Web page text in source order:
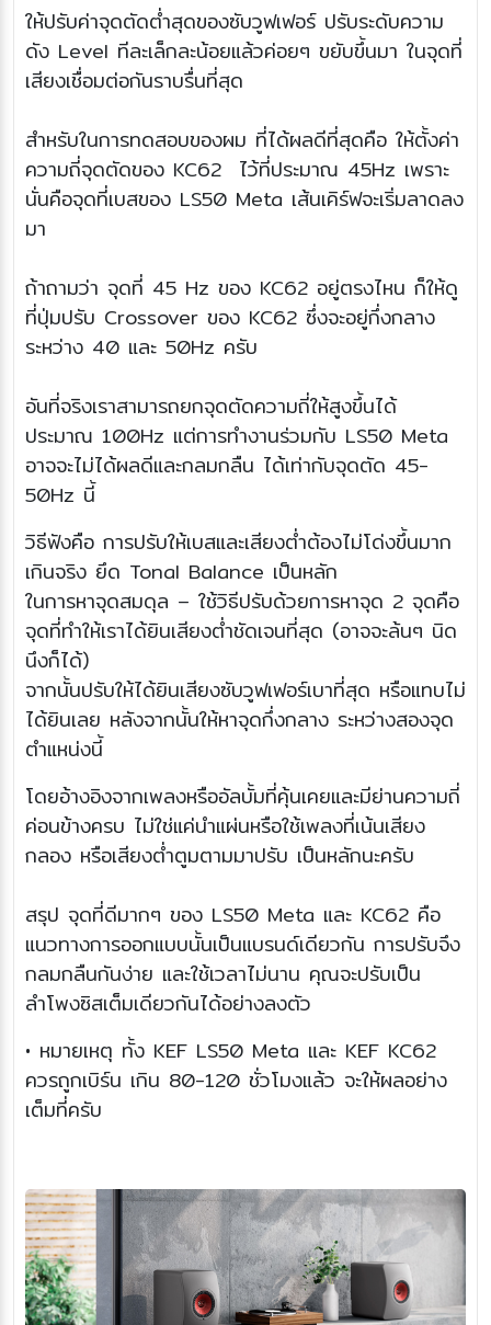
ให้ปรับค่าจุดตัดต่ำสุดของซับวูฟเฟอร์ ปรับระดับความ
ดัง Level ทีละเล็กละน้อยแล้วค่อยๆ ขยับขึ้นมา ในจุดที่
เสียงเชื่อมต่อกันราบรื่นที่สุด
สำหรับในการทดสอบของผม ที่ได้ผลดีที่สุดคือ ให้ตั้งค่า
ความถี่จุดตัดของ KC62 ไว้ที่ประมาณ 45Hz เพราะ
นั่นคือจุดที่เบสของ LS50 Meta เส้นเคิร์ฟจะเริ่มลาดลง
มา
ถ้าถามว่า จุดที่ 45 Hz ของ KC62 อยู่ตรงไหน ก็ให้ดู
ที่ปุ่มปรับ Crossover ของ KC62 ซึ่งจะอยู่กึ่งกลาง
ระหว่าง 40 และ 50Hz ครับ
อันที่จริงเราสามารถยกจุดตัดความถี่ให้สูงขึ้นได้
ประมาณ 100Hz แต่การทำงานร่วมกับ LS50 Meta
อาจจะไม่ได้ผลดีและกลมกลืน ได้เท่ากับจุดตัด 45-
50Hz นี้
วิธีฟังคือ การปรับให้เบสและเสียงต่ำต้องไม่โด่งขึ้นมาก
เกินจริง ยึด Tonal Balance เป็นหลัก
ในการหาจุดสมดุล – ใช้วิธีปรับด้วยการหาจุด 2 จุดคือ
จุดที่ทำให้เราได้ยินเสียงต่ำชัดเจนที่สุด (อาจจะล้นๆ นิด
นึงก็ได้)
จากนั้นปรับให้ได้ยินเสียงซับวูฟเฟอร์เบาที่สุด หรือแทบไม่
ได้ยินเลย หลังจากนั้นให้หาจุดกึ่งกลาง ระหว่างสองจุด
ตำแหน่งนี้
โดยอ้างอิงจากเพลงหรืออัลบั้มที่คุ้นเคยและมีย่านความถี่
ค่อนข้างครบ ไม่ใช่แค่นำแผ่นหรือใช้เพลงที่เน้นเสียง
กลอง หรือเสียงต่ำตูมตามมาปรับ เป็นหลักนะครับ
สรุป จุดที่ดีมากๆ ของ LS50 Meta และ KC62 คือ
แนวทางการออกแบบนั้นเป็นแบรนด์เดียวกัน การปรับจึง
กลมกลืนกันง่าย และใช้เวลาไม่นาน คุณจะปรับเป็น
ลำโพงซิสเต็มเดียวกันได้อย่างลงตัว
• หมายเหตุ ทั้ง KEF LS50 Meta และ KEF KC62
ควรถูกเบิร์น เกิน 80-120 ชั่วโมงแล้ว จะให้ผลอย่าง
เต็มที่ครับ